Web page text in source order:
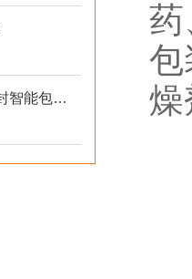
香料粉粉末1-25g小型三边封智能包装机操作简单
药
包
燥